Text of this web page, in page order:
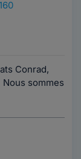
Conrad,
sommes